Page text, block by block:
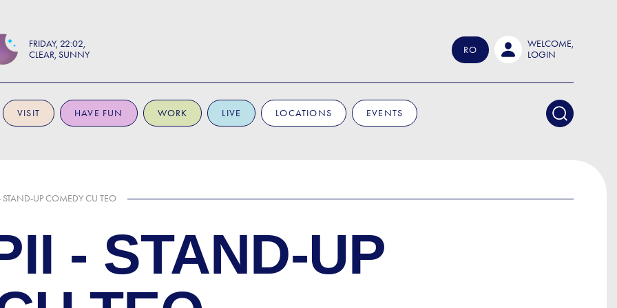
FRIDAY 22:02
CLEAR, SUNNY
RO
WELCOME,
LOGIN
VISIT HAVE FUN WORK LIVE LOCATIONS EVENTS
STAND-UP COMEDY CU TEO
- STAND-UP